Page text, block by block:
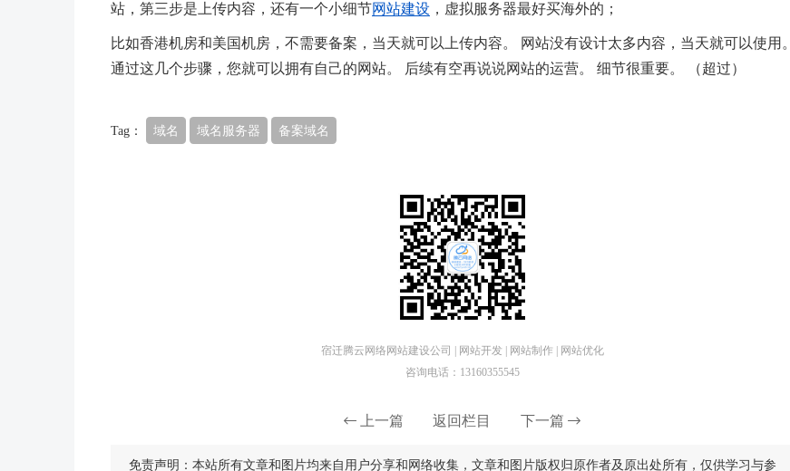
站，第三步是上传内容，还有一个小细节网站建设 ，虚拟服务器最好买海外的；
比如香港机房和美国机房，不需要备案，当天就可以上传内容。 网站没有设计太多内容，当天就可以使用。
通过这几个步骤，您就可以拥有自己的网站。 后续有空再说说网站的运营。 细节很重要。 （超过）
Tag： 域名 域名服务器 备案域名
宿迁腾云网络网站建设公司 | 网站开发 | 网站制作 | 网站优化
咨询电话：13160355545
上一篇 返回栏目 下一篇
免责声明：本站所有文章和图片均来自用户分享和网络收集，文章和图片版权归原作者及原出处所有，仅供学习与参